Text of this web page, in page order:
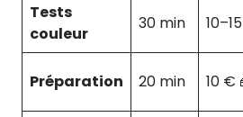
Tests
couleur
30 min
Préparation 20 min 10 €